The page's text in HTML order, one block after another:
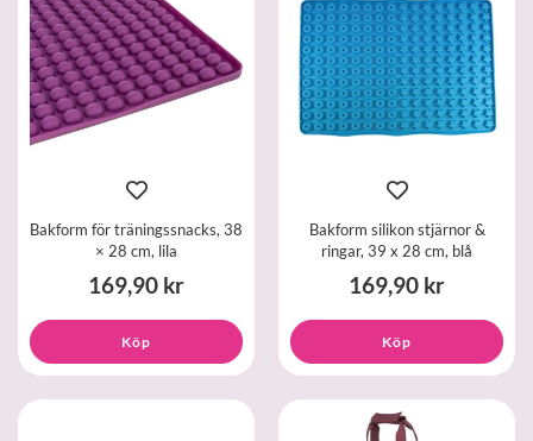
Bakform för träningssnacks, 38
× 28 cm, lila
169,90 kr
Köp
Bakform silikon stjärnor &
ringar, 39 x 28 cm, blå
169,90 kr
Köp